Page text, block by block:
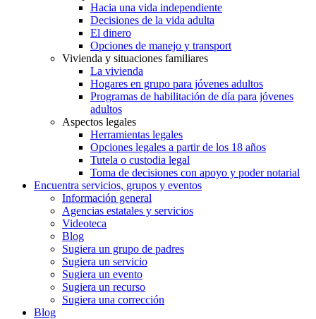
Hacia una vida independiente
Decisiones de la vida adulta
El dinero
Opciones de manejo y transport
Vivienda y situaciones familiares
La vivienda
Hogares en grupo para jóvenes adultos
Programas de habilitación de día para jóvenes
adultos
Aspectos legales
Herramientas legales
Opciones legales a partir de los 18 años
Tutela o custodia legal
Toma de decisiones con apoyo y poder notarial
Encuentra servicios, grupos y eventos
Información general
Agencias estatales y servicios
Videoteca
Blog
Sugiera un grupo de padres
Sugiera un servicio
Sugiera un evento
Sugiera un recurso
Sugiera una corrección
Blog